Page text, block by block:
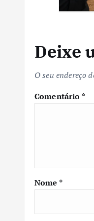
Deixe
O seu endereço
Comentário *
Nome *